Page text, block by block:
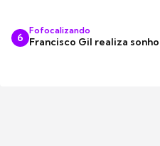
6
Fofocalizando
Francisco Gil realiza